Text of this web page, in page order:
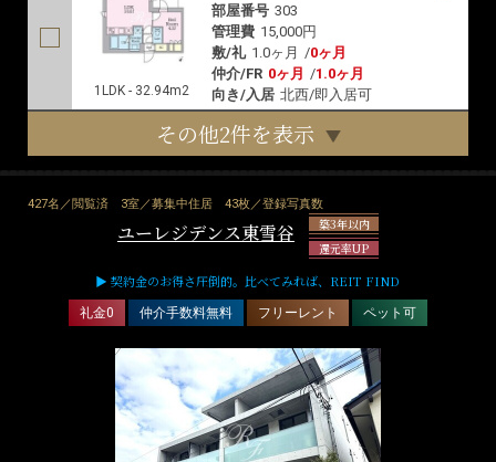
1LDK - 32.94m2
部屋番号 303
管理費 15,000円
敷/礼 1.0ヶ月 /0ヶ月
仲介/FR 0ヶ月 /1.0ヶ月
向き/入居 北西/即入居可
その他2件を表示
427名／閲覧済 3室／募集中住居 43枚／登録写真数
ユーレジデンス東雪谷
築3年以内
還元率UP
▶ 契約金のお得さ圧倒的。比べてみれば、REIT FIND
礼金0 仲介手数料無料 フリーレント ペット可